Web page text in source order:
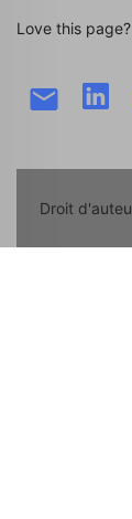
Love this
Droit